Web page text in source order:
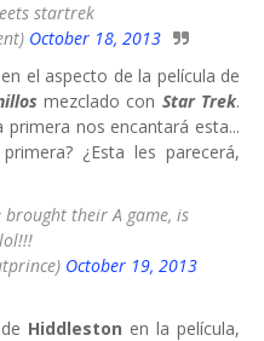
startrek
October 18, 2013
el aspecto de la película de
mezclado con Star Trek.
nos encantará esta...
¿Esta les parecerá,
brought their A game, is
October 19, 2013
Hiddleston en la película,